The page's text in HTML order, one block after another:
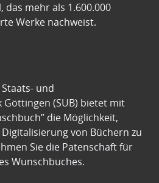
das mehr als 1.600.000
Werke nachweist.
und
(SUB) bietet mit
die Möglichkeit,
von Büchern zu
Sie die Patenschaft für
Wunschbuches.